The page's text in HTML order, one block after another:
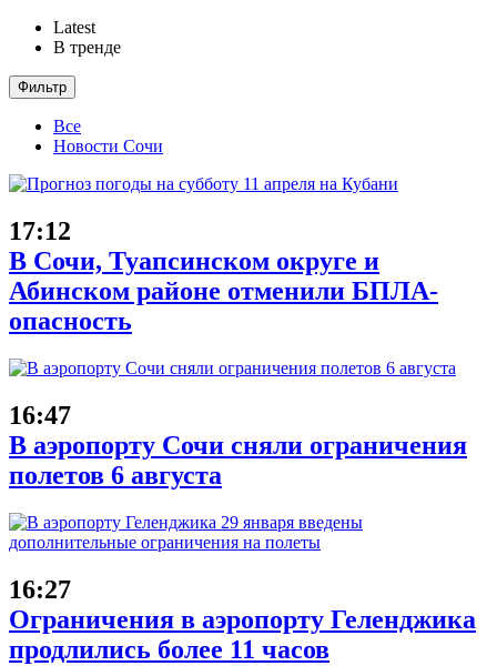
Latest
В тренде
Фильтр
Все
Новости Сочи
17:12
В Сочи, Туапсинском округе и
Абинском районе отменили БПЛА-
опасность
16:47
В аэропорту Сочи сняли ограничения
полетов 6 августа
16:27
Ограничения в аэропорту Геленджика
продлились более 11 часов